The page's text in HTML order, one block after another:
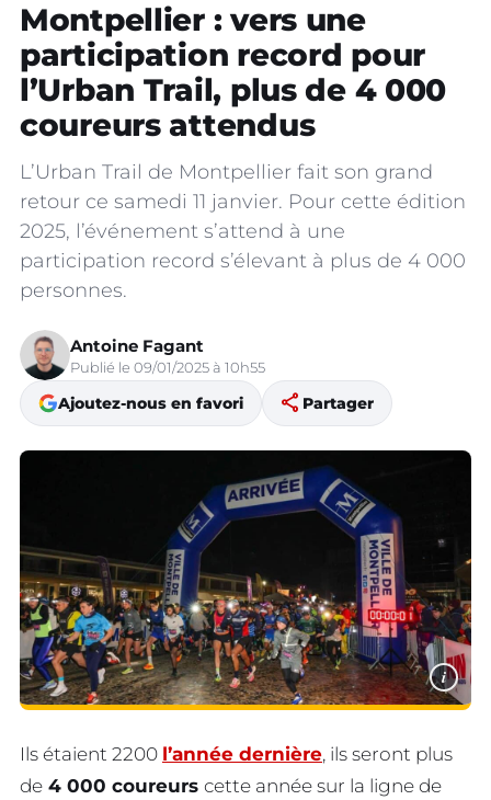
Montpellier : vers une
participation record pour
l’Urban Trail, plus de 4 000
coureurs attendus
L’Urban Trail de Montpellier fait son grand
retour ce samedi 11 janvier. Pour cette édition
2025, l’événement s’attend à une
participation record s’élevant à plus de 4 000
personnes.
Antoine Fagant
Publié le 09/01/2025 à 10h55
Ajoutez-nous en favori share Partager
i
Ils étaient 2200 l’année dernière, ils seront plus
de 4 000 coureurs cette année sur la ligne de